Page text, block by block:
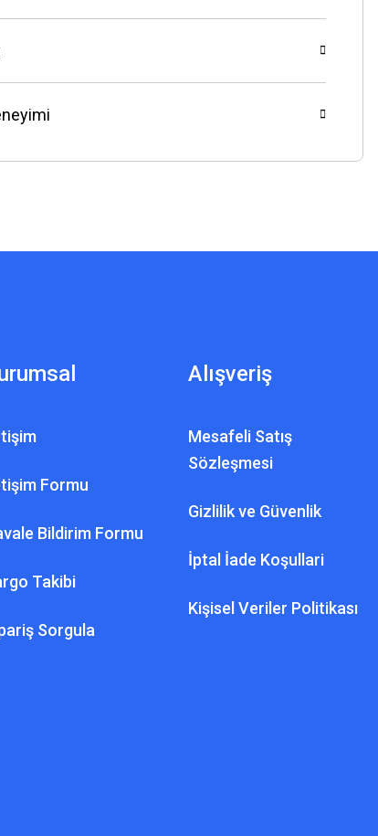
Formu
Bildirim Formu
Takibi
Sorgula
Alışveriş
Mesafeli Satış
Sözleşmesi
Gizlilik ve Güvenlik
İptal İade Koşullari
Kişisel Veriler Politikası